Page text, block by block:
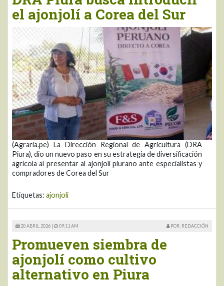
el ajonjolí a Corea del Sur
(Agraria.pe) La Dirección Regional de Agricultura (DRA
Piura), dio un nuevo paso en su estrategia de diversificación
agrícola al presentar al ajonjolí piurano ante especialistas y
compradores de Corea del Sur
Etiquetas: ajonjoli
20 ABRIL 2026 | 09:11 AM POR: REDACCIÓN
Promueven siembra de
ajonjolí como cultivo
alternativo en Piura